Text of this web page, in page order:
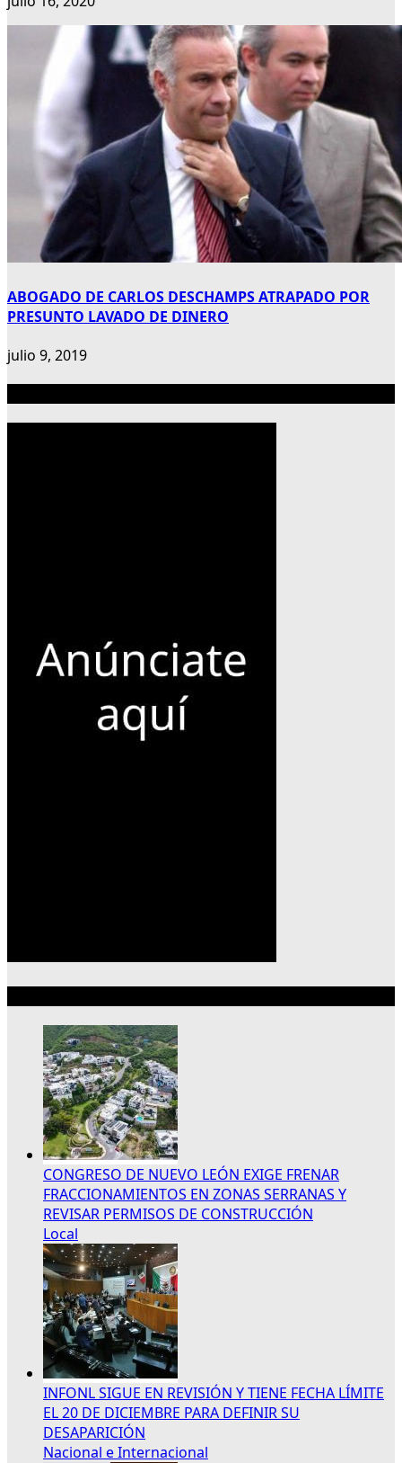
ABOGADO DE CARLOS DESCHAMPS ATRAPADO POR
PRESUNTO LAVADO DE DINERO
julio 9, 2019
CONGRESO DE NUEVO LEÓN EXIGE FRENAR
FRACCIONAMIENTOS EN ZONAS SERRANAS Y
REVISAR PERMISOS DE CONSTRUCCIÓN
Local
INFONL SIGUE EN REVISIÓN Y TIENE FECHA LÍMITE
EL 20 DE DICIEMBRE PARA DEFINIR SU
DESAPARICIÓN
Nacional e Internacional